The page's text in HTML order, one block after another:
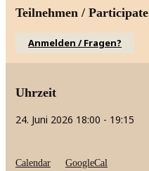
Teilnehmen / Participate
Anmelden / Fragen?
Uhrzeit
24. Juni 2026 18:00 - 19:15
Calendar GoogleCal